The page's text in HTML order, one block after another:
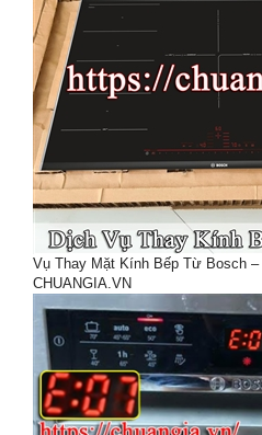
Vụ Thay Mặt Kính Bếp Từ Bosch –
CHUANGIA.VN